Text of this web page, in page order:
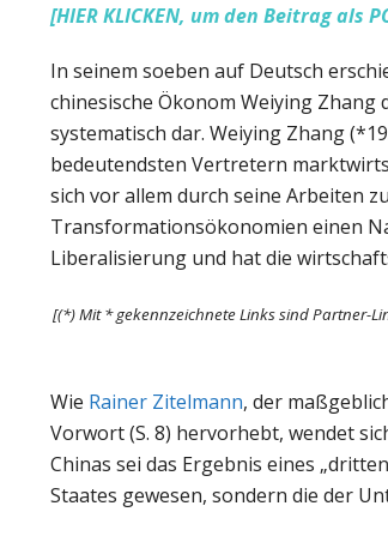
[HIER KLICKEN, um den Beitrag als
In seinem soeben auf Deutsch
chinesische Ökonom Weiying
systematisch dar. Weiying Zhang
bedeutendsten Vertretern
sich vor allem durch seine Arbeiten
Transformationsökonomien einen
Liberalisierung und hat die
[(*) Mit * gekennzeichnete Links sind Partner-
Wie Rainer Zitelmann, der
Vorwort (S. 8) hervorhebt, wendet
Chinas sei das Ergebnis eines
Staates gewesen, sondern die der